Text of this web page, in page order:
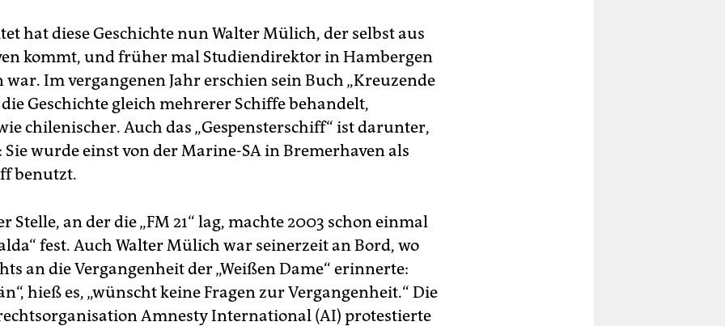
hat diese Geschichte nun Walter Mülich, der selbst aus
kommt, und früher mal Studiendirektor in Hambergen
war. Im vergangenen Jahr erschien sein Buch „Kreuzende
die Geschichte gleich mehrerer Schiffe behandelt,
chilenischer. Auch das „Gespensterschiff“ ist darunter,
Sie wurde einst von der Marine-SA in Bremerhaven als
benutzt.
Stelle, an der die „FM 21“ lag, machte 2003 schon einmal
fest. Auch Walter Mülich war seinerzeit an Bord, wo
an die Vergangenheit der „Weißen Dame“ erinnerte:
hieß es, „wünscht keine Fragen zur Vergangenheit.“ Die
Amnesty International (AI) protestierte